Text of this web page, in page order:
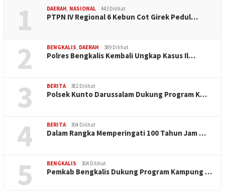
1 DAERAH, NASIONAL 443 Dilihat
PTPN IV Regional 6 Kebun Cot Girek Pedul…
2 BENGKALIS, DAERAH 389 Dilihat
Polres Bengkalis Kembali Ungkap Kasus Il…
3 BERITA 382 Dilihat
Polsek Kunto Darussalam Dukung Program K…
4 BERITA 304 Dilihat
Dalam Rangka Memperingati 100 Tahun Jam …
5 BENGKALIS 304 Dilihat
Pemkab Bengkalis Dukung Program Kampung …